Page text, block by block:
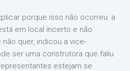
porque isso não ocorreu: a
em local incerto e não
quer, indicou a vice-
ser uma construtora que faliu
estejam se